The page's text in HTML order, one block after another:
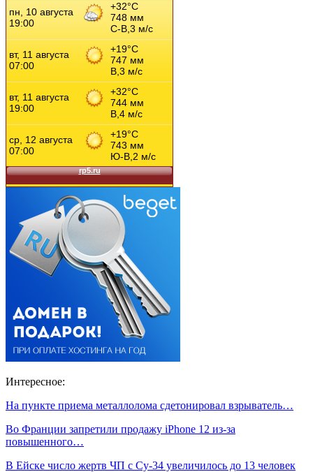
Интересное:
На пункте приема металлолома сдетонировал взрыватель…
Во Франции запретили продажу iPhone 12 из-за
повышенного…
В Ейске число жертв ЧП с Су-34 увеличилось до 13 человек